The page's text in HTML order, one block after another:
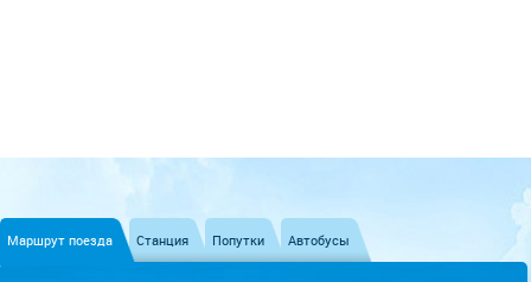
Маршрут поезда Станция Попутки Автобусы